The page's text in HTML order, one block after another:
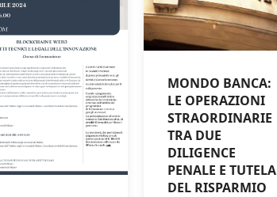
MONDO BANCA:
LE OPERAZIONI
STRAORDINARIE
TRA DUE
DILIGENCE
PENALE E TUTELA
DEL RISPARMIO